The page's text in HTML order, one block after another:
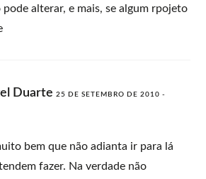
alterar, e mais, se algum rpojeto
Duarte25 DE SETEMBRO DE 2010 -
bem que não adianta ir para lá
fazer. Na verdade não